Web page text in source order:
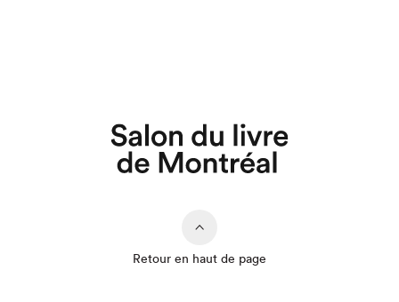
Retour en haut de page